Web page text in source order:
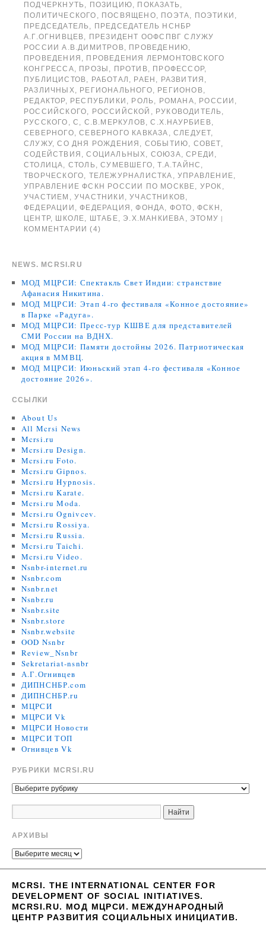
ПОДЧЕРКНУТЬ, ПОЗИЦИЮ, ПОКАЗАТЬ,
ПОЛИТИЧЕСКОГО , ПОСВЯЩЕНО, ПОЭТА, ПОЭТИКИ ,
ПРЕДСЕДАТЕЛЬ, ПРЕДСЕДАТЕЛЬ НСНБР
А.Г.ОГНИВЦЕВ, ПРЕЗИДЕНТ ООФСПВГ СЛУЖУ
РОССИИ А.В.ДИМИТРОВ, ПРОВЕДЕНИЮ,
ПРОВЕДЕНИЯ , ПРОВЕДЕНИЯ ЛЕРМОНТОВСКОГО
КОНГРЕССА, ПРОЗЫ , ПРОТИВ, ПРОФЕССОР,
ПУБЛИЦИСТОВ, РАБОТАЛ , РАЕН , РАЗВИТИЯ ,
РАЗЛИЧНЫХ, РЕГИОНАЛЬНОГО, РЕГИОНОВ,
РЕДАКТОР, РЕСПУБЛИКИ , РОЛЬ, РОМАНА, РОССИИ ,
РОССИЙСКОГО, РОССИЙСКОЙ , РУКОВОДИТЕЛЬ,
РУССКОГО ,С , С.В.МЕРКУЛОВ,С.Х.НАУРБИЕВ,
СЕВЕРНОГО,СЕВЕРНОГО КАВКАЗА ,СЛЕДУЕТ,
СЛУЖУ,СО ДНЯ РОЖДЕНИЯ , СОБЫТИЮ, СОВЕТ,
СОДЕЙСТВИЯ ,СОЦИАЛЬНЫХ, СОЮЗА,СРЕДИ ,
СТОЛИЦА, СТОЛЬ,СУМЕВШЕГО,Т.А.ТАЙНС ,
ТВОРЧЕСКОГО, ТЕЛЕЖУРНАЛИСТКА ,УПРАВЛЕНИЕ,
УПРАВЛЕНИЕ ФСКН РОССИИ ПО МОСКВЕ, УРОК ,
УЧАСТИЕМ ,УЧАСТНИКИ ,УЧАСТНИКОВ,
ФЕДЕРАЦИИ ,ФЕДЕРАЦИЯ ,ФОНДА, ФОТО ,ФСКН ,
ЦЕНТР, ШКОЛЕ, ШТАБЕ, Э.Х.МАНКИЕВА , ЭТОМУ |
КОММЕНТАРИИ (4)
NEWS. MCRSI.RU
МОД МЦРСИ: Спектакль Свет Индии: странствие
Афанасия Никитина.
МОД МЦРСИ: Этап 4-го фестиваля «Конное достояние»
в Парке «Радуга».
МОД МЦРСИ: Пресс-тур КШВЕ для представителей
СМИ России на ВДНХ.
МОД МЦРСИ: Памяти достойны 2026. Патриотическая
акция в ММВЦ.
МОД МЦРСИ: Июньский этап 4-го фестиваля «Конное
достояние 2026».
ССЫЛКИ
About Us
All Mcrsi News
Mcrsi.ru
Mcrsi.ru Design.
Mcrsi.ru Foto.
Mcrsi.ru Gipnos.
Mcrsi.ru Hypnosis.
Mcrsi.ru Karate.
Mcrsi.ru Moda.
Mcrsi.ru Ognivcev.
Mcrsi.ru Rossiya.
Mcrsi.ru Russia.
Mcrsi.ru Taichi.
Mcrsi.ru Video.
Nsnbr-internet.ru
Nsnbr.com
Nsnbr.net
Nsnbr.ru
Nsnbr.site
Nsnbr.store
Nsnbr.website
OOD Nsnbr
Review_Nsnbr
Sekretariat-nsnbr
А.Г.Огнивцев
ДИПНСНБР.com
ДИПНСНБР.ru
МЦРСИ
МЦРСИ Vk
МЦРСИ Новости
МЦРСИ ТОП
Огнивцев Vk
РУБРИКИ MCRSI.RU
АРХИВЫ
MCRSI. THE INTERNATIONAL CENTER FOR
DEVELOPMENT OF SOCIAL INITIATIVES.
MCRSI.RU. МОД МЦРСИ. МЕЖДУНАРОДНЫЙ
ЦЕНТР РАЗВИТИЯ СОЦИАЛЬНЫХ ИНИЦИАТИВ.